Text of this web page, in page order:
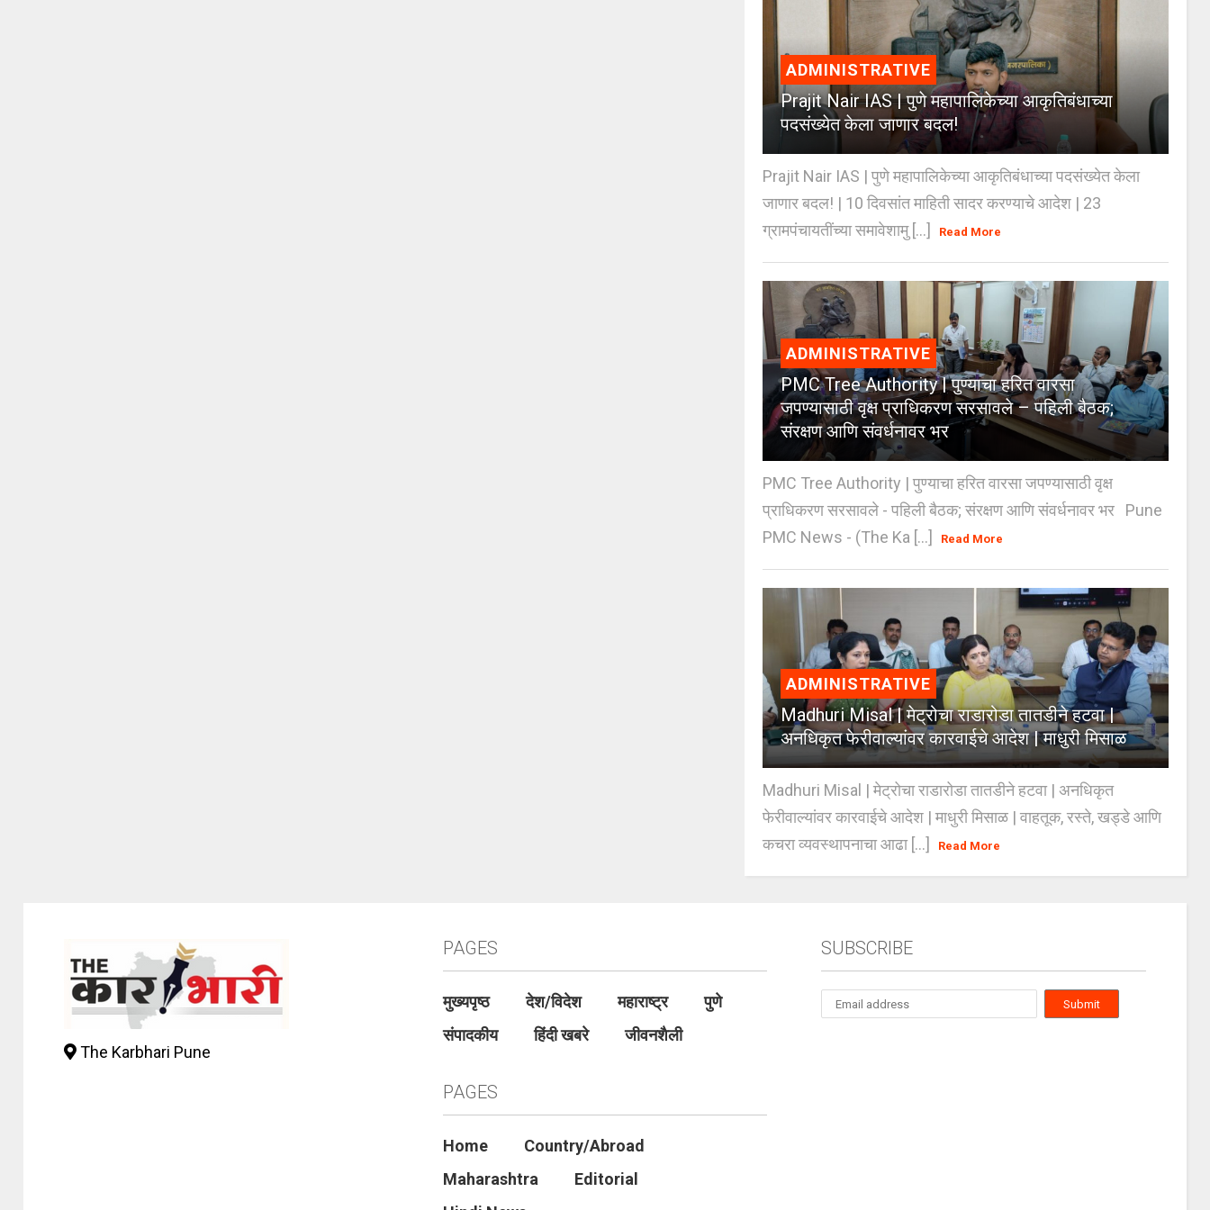
ADMINISTRATIVE
Prajit Nair IAS | पुणे महापालिकेच्या आकृतिबंधाच्या
पदसंख्येत केला जाणार बदल!
Prajit Nair IAS | पुणे महापालिकेच्या आकृतिबंधाच्या पदसंख्येत केला
जाणार बदल! | 10 दिवसांत माहिती सादर करण्याचे आदेश | 23
ग्रामपंचायतींच्या समावेशामु [...]
Read More
ADMINISTRATIVE
PMC Tree Authority | पुण्याचा हरित वारसा
जपण्यासाठी वृक्ष प्राधिकरण सरसावले – पहिली बैठक;
संरक्षण आणि संवर्धनावर भर
PMC Tree Authority | पुण्याचा हरित वारसा जपण्यासाठी वृक्ष
प्राधिकरण सरसावले - पहिली बैठक; संरक्षण आणि संवर्धनावर भर Pune
PMC News - (The Ka [...]
Read More
ADMINISTRATIVE
Madhuri Misal | मेट्रोचा राडारोडा तातडीने हटवा |
अनधिकृत फेरीवाल्यांवर कारवाईचे आदेश | माधुरी मिसाळ
Madhuri Misal | मेट्रोचा राडारोडा तातडीने हटवा | अनधिकृत
फेरीवाल्यांवर कारवाईचे आदेश | माधुरी मिसाळ | वाहतूक, रस्ते, खड्डे आणि
कचरा व्यवस्थापनाचा आढा [...]
Read More
The Karbhari Pune
PAGES
मुख्यपृष्ठ देश/विदेश महाराष्ट्र
पुणे
संपादकीय
हिंदी खबरे जीवनशैली
PAGES
Home
Country/Abroad
Maharashtra
Editorial
SUBSCRIBE